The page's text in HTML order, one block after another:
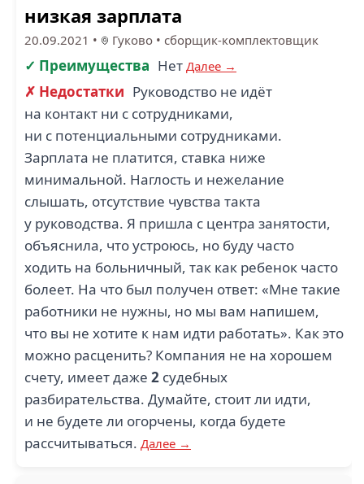
низкая зарплата
20.09.2021 • Гуково • сборщик-комплектовщик
✓ Преимущества Нет Далее →
✗ Недостатки Руководство не идёт
на контакт ни с сотрудниками,
ни с потенциальными сотрудниками.
Зарплата не платится, ставка ниже
минимальной. Наглость и нежелание
слышать, отсутствие чувства такта
у руководства. Я пришла с центра занятости,
объяснила, что устроюсь, но буду часто
ходить на больничный, так как ребенок часто
болеет. На что был получен ответ: «Мне такие
работники не нужны, но мы вам напишем,
что вы не хотите к нам идти работать». Как это
можно расценить? Компания не на хорошем
счету, имеет даже 2 судебных
разбирательства. Думайте, стоит ли идти,
и не будете ли огорчены, когда будете
рассчитываться. Далее →